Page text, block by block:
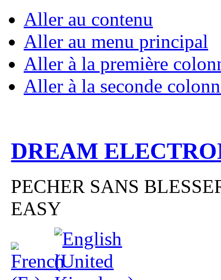
Aller au contenu
Aller au menu principal
Aller à la première
Aller à la seconde
DREAM
PECHER SANS
EASY